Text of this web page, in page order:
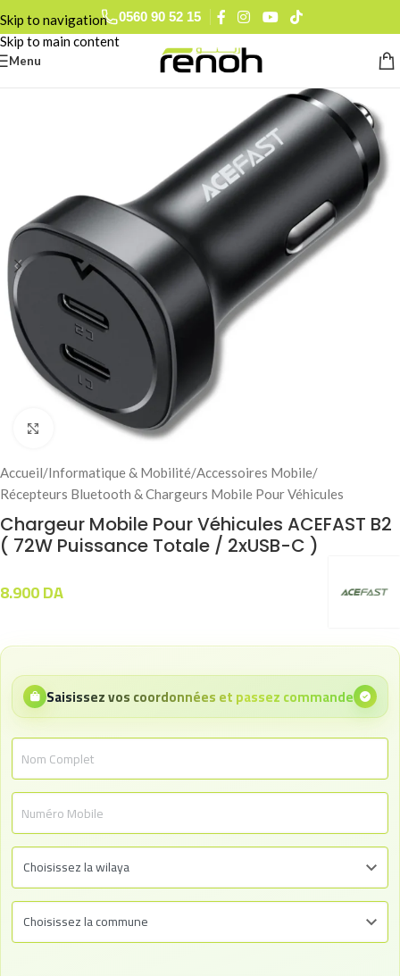
Skip to navigation
Skip to main content
0560 90 52 15
Menu
Click to enlarge
Accueil/Informatique & Mobilité/Accessoires Mobile/
Récepteurs Bluetooth & Chargeurs Mobile Pour Véhicules
Chargeur Mobile Pour Véhicules ACEFAST B2
( 72W Puissance Totale / 2xUSB-C )
8.900DA
Saisissez vos coordonnées et passez commande